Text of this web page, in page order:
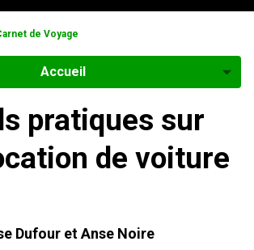
de Voyage
Accueil
pratiques sur
de voiture
Dufour et Anse Noire